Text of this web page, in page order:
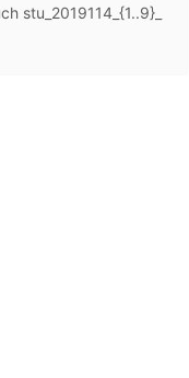
stu_2019114_{1..9}_